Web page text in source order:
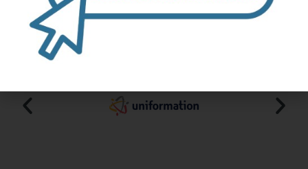
Les OPCO / FAF pour le financement